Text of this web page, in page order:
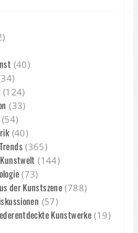
(40)
(124)
(33)
(54)
(40)
(365)
(144)
(73)
der Kunstszene (788)
(57)
Kunstwerke(19)